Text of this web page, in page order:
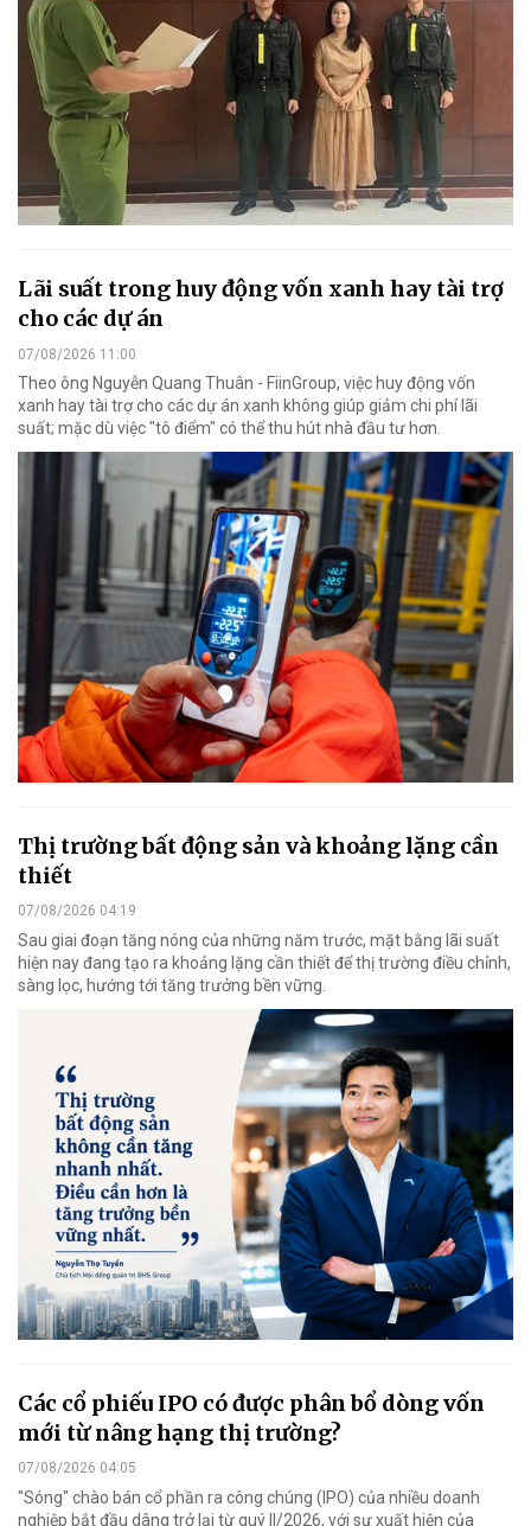
Lãi suất trong huy động vốn xanh hay tài trợ
cho các dự án
07/08/2026 11:00
Theo ông Nguyễn Quang Thuân - FiinGroup, việc huy động vốn
xanh hay tài trợ cho các dự án xanh không giúp giảm chi phí lãi
suất; mặc dù việc "tô điểm" có thể thu hút nhà đầu tư hơn.
Thị trường bất động sản và khoảng lặng cần
thiết
07/08/2026 04:19
Sau giai đoạn tăng nóng của những năm trước, mặt bằng lãi suất
hiện nay đang tạo ra khoảng lặng cần thiết để thị trường điều chỉnh,
sàng lọc, hướng tới tăng trưởng bền vững.
Các cổ phiếu IPO có được phân bổ dòng vốn
mới từ nâng hạng thị trường?
07/08/2026 04:05
"Sóng" chào bán cổ phần ra công chúng (IPO) của nhiều doanh
nghiệp bắt đầu dâng trở lại từ quý II/2026, với sự xuất hiện của